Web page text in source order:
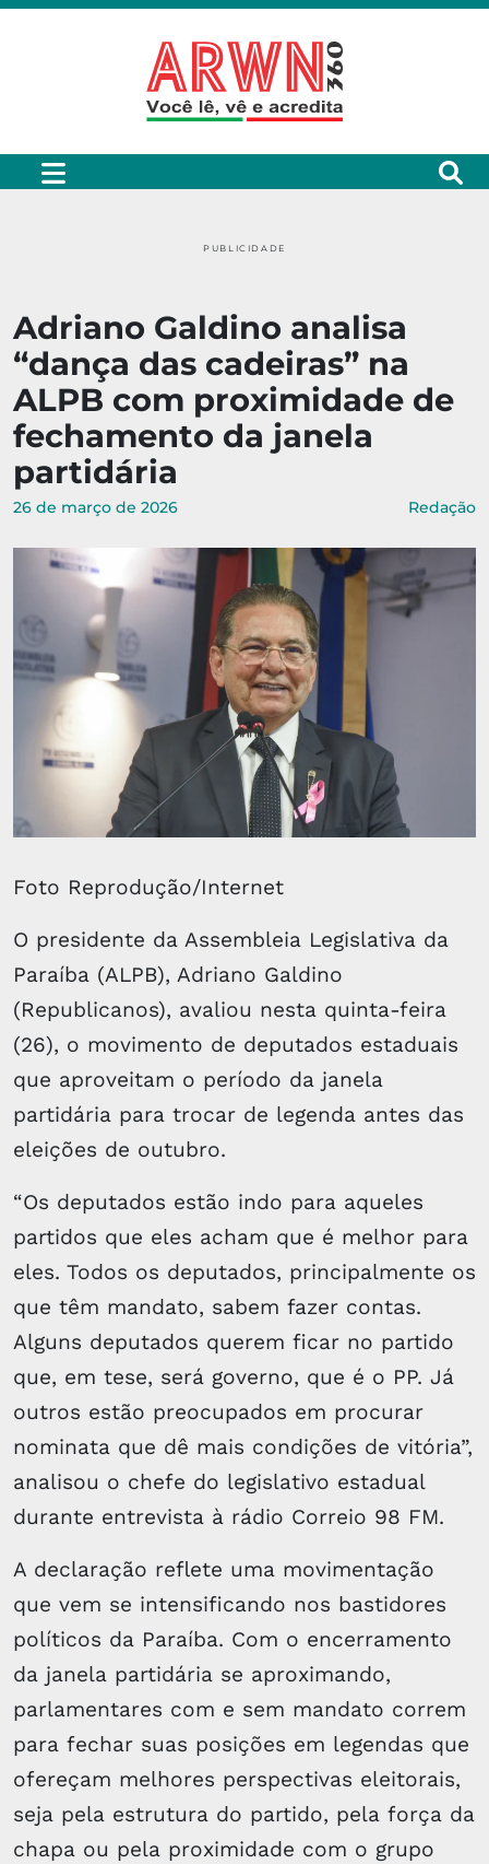
PUBLICIDADE
Adriano Galdino analisa
“dança das cadeiras” na
ALPB com proximidade de
fechamento da janela
partidária
26 de março de 2026 Redação
Foto Reprodução/Internet
O presidente da Assembleia Legislativa da
Paraíba (ALPB), Adriano Galdino
(Republicanos), avaliou nesta quinta-feira
(26), o movimento de deputados estaduais
que aproveitam o período da janela
partidária para trocar de legenda antes das
eleições de outubro.
“Os deputados estão indo para aqueles
partidos que eles acham que é melhor para
eles. Todos os deputados, principalmente os
que têm mandato, sabem fazer contas.
Alguns deputados querem ficar no partido
que, em tese, será governo, que é o PP. Já
outros estão preocupados em procurar
nominata que dê mais condições de vitória”,
analisou o chefe do legislativo estadual
durante entrevista à rádio Correio 98 FM.
A declaração reflete uma movimentação
que vem se intensificando nos bastidores
políticos da Paraíba. Com o encerramento
da janela partidária se aproximando,
parlamentares com e sem mandato correm
para fechar suas posições em legendas que
ofereçam melhores perspectivas eleitorais,
seja pela estrutura do partido, pela força da
chapa ou pela proximidade com o grupo